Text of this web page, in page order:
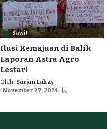
Sawit
Ilusi Kemajuan di Balik
Laporan Astra Agro
Lestari
Posted
by
Oleh: Sarjan Lahay
November 27, 2024